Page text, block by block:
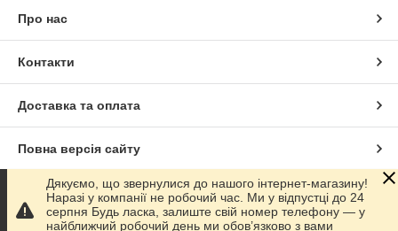
Про нас
Контакти
Доставка та оплата
Повна версія сайту
Сайт створено на маркетплейсіProm.ua
Дякуємо, що звернулися до нашого інтернет-магазину!
Наразі у компанії не робочий час. Ми у відпустці до 24
серпня Будь ласка, залиште свій номер телефону — у
найближчий робочий день ми обов’язково з вами